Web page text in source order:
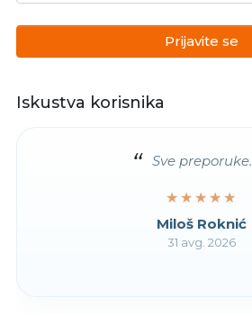
Prijavite se
Iskustva korisnika
Sve preporuke.
★★★★★
★★★★★
Miloš Roknić
31 avg. 2026